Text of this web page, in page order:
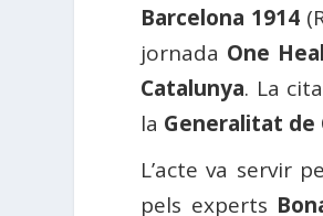
Barcelona 1914
jornada One
Catalunya. La
la Generalitat de
L’acte va servir
pels experts